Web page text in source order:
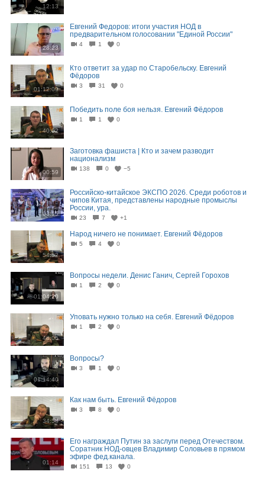
12:13
28:23
Евгений Федоров: итоги участия НОД в
предварительном голосовании "Единой России"
4 1 0
01:12:09
Кто ответит за удар по Старобельску. Евгений
Фёдоров
3 31 0
40:02
Победить поле боя нельзя. Евгений Фёдоров
1 1 0
00:59
Заготовка фашиста | Кто и зачем разводит
национализм
138 0 −5
03:15
Российско-китайское ЭКСПО 2026. Среди роботов и
чипов Китая, представлены народные промыслы
России, ура.
23 7 +1
54:52
Народ ничего не понимает. Евгений Фёдоров
5 4 0
01:04:20
Вопросы недели. Денис Ганич, Сергей Горохов
1 2 0
48:06
Уповать нужно только на себя. Евгений Фёдоров
1 2 0
01:14:40
Вопросы?
3 1 0
34:58
Как нам быть. Евгений Фёдоров
3 8 0
01:14
Его награждал Путин за заслуги перед Отечеством.
Соратник НОД-овцев Владимир Соловьев в прямом
эфире фед.канала.
151 13 0